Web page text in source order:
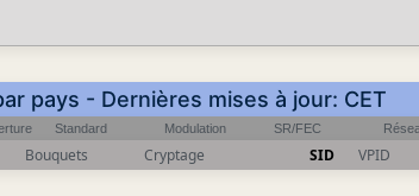
pays - Dernières mises à jour: CET
Standard Modulation SR/FEC
Bouquets Cryptage SID VPID